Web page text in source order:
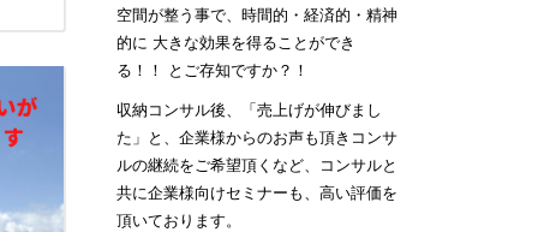
空間が整う事で、時間的・経済的・精神
的に 大きな効果を得ることができ
る！！ とご存知ですか？！
収納コンサル後、「売上げが伸びまし
た」と、企業様からのお声も頂きコンサ
ルの継続をご希望頂くなど、コンサルと
共に企業様向けセミナーも、高い評価を
頂いております。